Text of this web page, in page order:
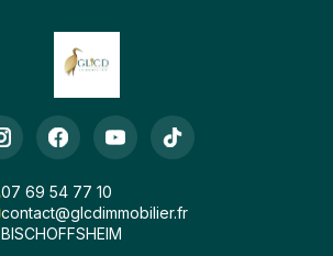
07 69 54 77 10
contact@glcdimmobilier.fr
BISCHOFFSHEIM